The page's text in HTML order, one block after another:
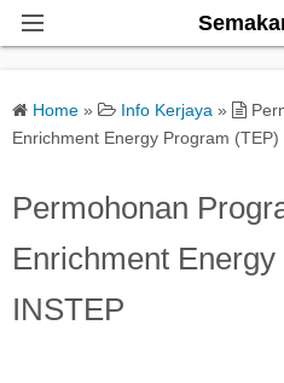
Bantuan Kerajaan
Biasiswa
Pendidikan
Info Kerjaya
Home » Info Kerjaya »
Enrichment Energy Program (TEP)
Permohonan
Enrichment
INSTEP